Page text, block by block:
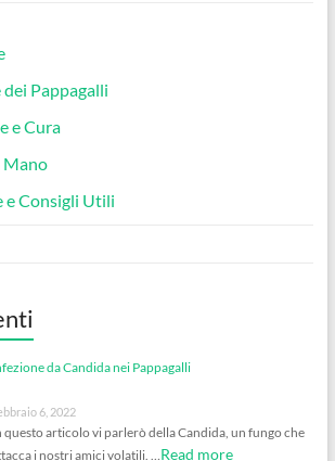
Pappagalli
e Cura
Mano
e Consigli Utili
da Candida nei Pappagalli
6, 2022
questo articolo vi parlerò della Candida, un fungo che
i nostri amici volatili. … Read more